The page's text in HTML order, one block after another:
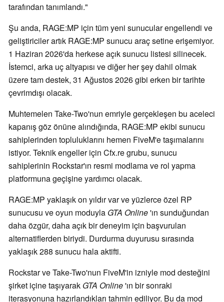
tarafından tanımlandı."
Şu anda, RAGE:MP için tüm yeni sunucular engellendi ve
geliştiriciler artık RAGE:MP sunucu araç setine erişemiyor.
1 Haziran 2026'da herkese açık sunucu listesi silinecek.
İstemci, arka uç altyapısı ve diğer her şey dahil olmak
üzere tam destek, 31 Ağustos 2026 gibi erken bir tarihte
çevrimdışı olacak.
Muhtemelen Take-Two'nun emriyle gerçekleşen bu aceleci
kapanış göz önüne alındığında, RAGE:MP ekibi sunucu
sahiplerinden topluluklarını hemen FiveM'e taşımalarını
istiyor. Teknik engeller için Cfx.re grubu, sunucu
sahiplerinin Rockstar'ın resmi modlama ve rol yapma
platformuna geçişine yardımcı olacak.
RAGE:MP yaklaşık on yıldır var ve yüzlerce özel RP
sunucusu ve oyun moduyla GTA Online'ın sunduğundan
daha özgür, daha açık bir deneyim için başvurulan
alternatiflerden biriydi. Durdurma duyurusu sırasında
yaklaşık 288 sunucu hala aktifti.
Rockstar ve Take-Two'nun FiveM'in izniyle mod desteğini
şirket içine taşıyarak GTA Online'ın bir sonraki
iterasyonuna hazırlandıkları tahmin ediliyor. Bu da mod